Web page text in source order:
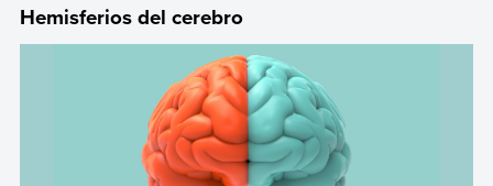
Hemisferios del cerebro